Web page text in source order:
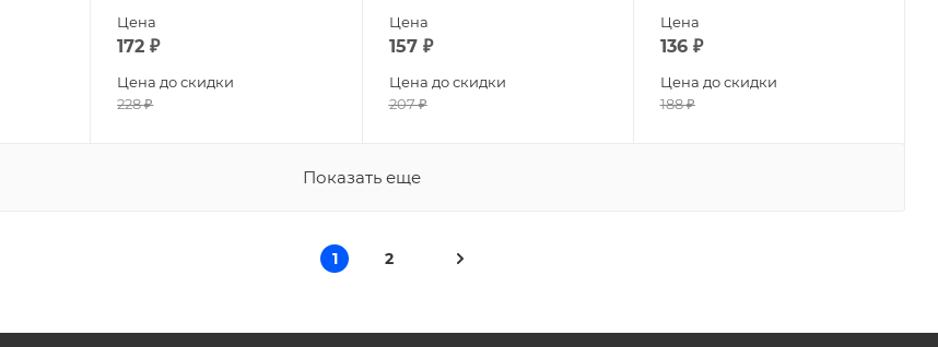
Цена
172 ₽
Цена до скидки
228₽
Цена
157₽
Цена до скидки
207₽
Цена
136₽
Цена до скидки
188₽
Показать еще
1 2